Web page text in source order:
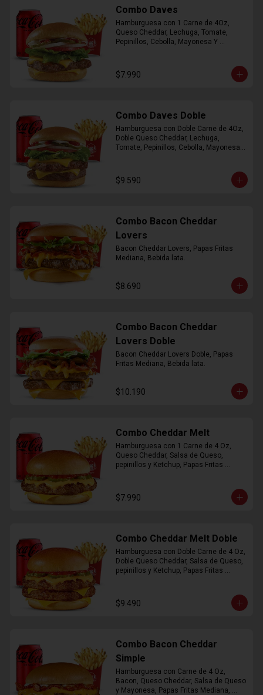
Combo Daves
Hamburguesa con 1 Carne de 4Oz,
Queso Cheddar, Lechuga, Tomate,
Pepinillos, Cebolla, Mayonesa Y
$7.990
Combo Daves Doble
Hamburguesa con Doble Carne de 4Oz,
Doble Queso Cheddar, Lechuga,
Tomate, Pepinillos, Cebolla, Mayonesa y
$9.590
Combo Bacon Cheddar
Lovers
Bacon Cheddar Lovers, Papas Fritas
Mediana, Bebida lata.
$8.690
Combo Bacon Cheddar
Lovers Doble
Bacon Cheddar Lovers Doble, Papas
Fritas Mediana, Bebida lata.
$10.190
Combo Cheddar Melt
Hamburguesa con 1 Carne de 4 Oz,
Queso Cheddar, Salsa de Queso,
pepinillos y Ketchup, Papas Fritas
$7.990
Combo Cheddar Melt Doble
Hamburguesa con Doble Carne de 4 Oz,
Doble Queso Cheddar, Salsa de Queso,
pepinillos y Ketchup, Papas Fritas
$9.490
Combo Bacon Cheddar
Simple
Hamburguesa con Carne de 4 Oz,
Bacon, Queso Cheddar, Salsa de Queso
y Mayonesa, Papas Fritas Mediana,